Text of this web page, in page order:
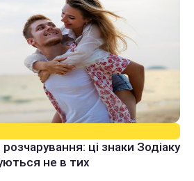
ці знаки Зодіаку
не в тих